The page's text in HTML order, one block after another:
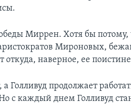
Миррен. Хотя бы потому,
Мироновых,
откуда, наверное, ее
Голливуд продолжает
с каждый днем Голливуд